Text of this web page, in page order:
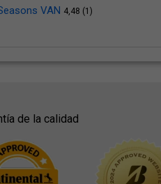
VAN 4,48 (1)
de la calidad